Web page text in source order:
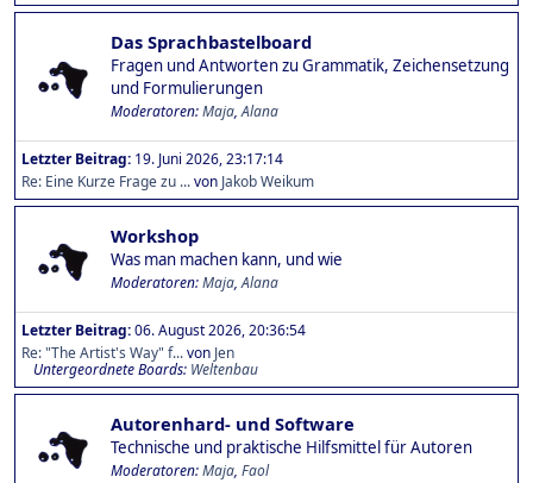
Das Sprachbastelboard
Fragen und Antworten zu Grammatik, Zeichensetzung
und Formulierungen
Moderatoren:Maja,Alana
Letzter Beitrag: 19. Juni 2026, 23:17:14
Re: Eine Kurze Frage zu ...von Jakob Weikum
Workshop
Was man machen kann, und wie
Moderatoren:Maja,Alana
Letzter Beitrag:06. August 2026, 20:36:54
Re: "The Artist's Way" f...von Jen
Untergeordnete Boards Weltenbau
Autorenhard- und Software
Technische und praktische Hilfsmittel für Autoren
Moderatoren:Maja, Faol